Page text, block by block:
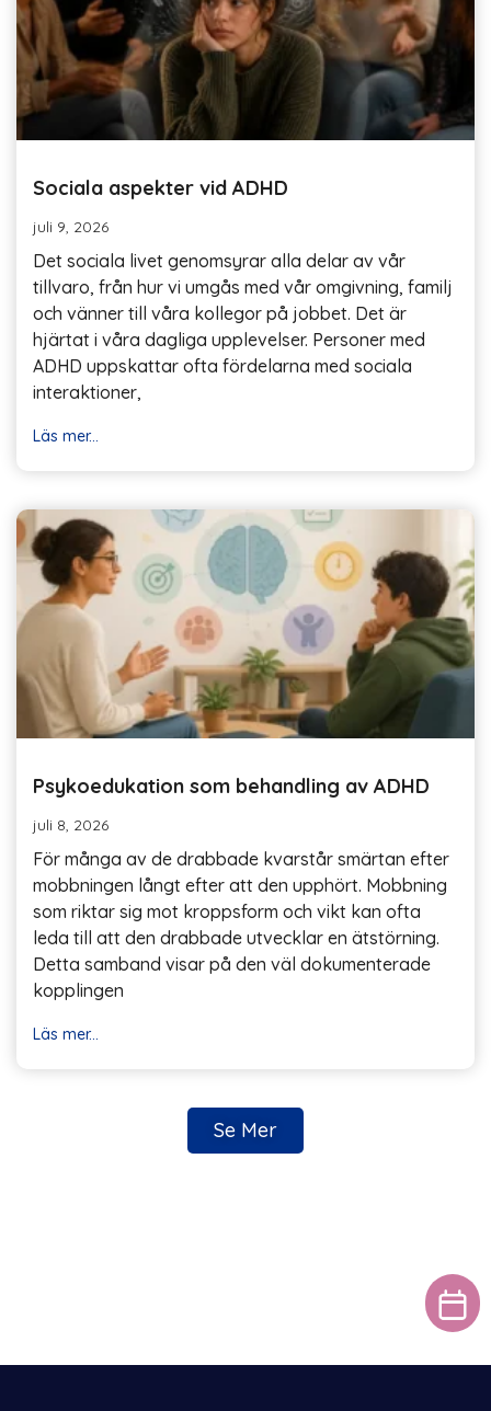
Sociala aspekter vid ADHD
juli 9, 2026
Det sociala livet genomsyrar alla delar av vår
tillvaro, från hur vi umgås med vår omgivning, familj
och vänner till våra kollegor på jobbet. Det är
hjärtat i våra dagliga upplevelser. Personer med
ADHD uppskattar ofta fördelarna med sociala
interaktioner,
Läs mer...
Psykoedukation som behandling av ADHD
juli 8, 2026
För många av de drabbade kvarstår smärtan efter
mobbningen långt efter att den upphört. Mobbning
som riktar sig mot kroppsform och vikt kan ofta
leda till att den drabbade utvecklar en ätstörning.
Detta samband visar på den väl dokumenterade
kopplingen
Läs mer...
Se Mer